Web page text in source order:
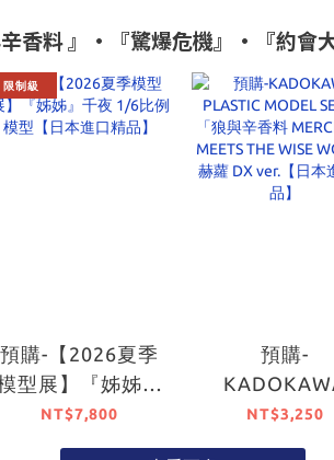
香料 』•『驚爆危機』•『約會
限制級
預購-【2026夏季
型展】『姊姊』
千夜 1/6比例模型
【日本進口精品】
NT$7,800
預購-
PLASTIC
SERIES 「狼
NT$3,250